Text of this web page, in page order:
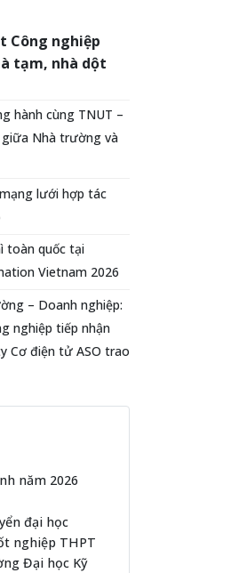
Công nghiệp
tạm, nhà dột
hành cùng TNUT –
giữa Nhà trường và
lưới hợp tác
toàn quốc tại
Vietnam 2026
– Doanh nghiệp:
nghiệp tiếp nhận
Cơ điện tử ASO trao
năm 2026
đại học
nghiệp THPT
Đại học Kỹ